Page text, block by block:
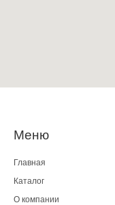
Меню
Главная
Каталог
О компании